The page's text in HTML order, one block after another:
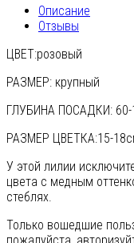
Описание
Отзывы
ЦВЕТ:розовый
РАЗМЕР: крупный
ГЛУБИНА ПОСАДКИ: 60-
РАЗМЕР ЦВЕТКА:15-
У этой лилии
цвета с медным
стеблях.
Только вошедшие